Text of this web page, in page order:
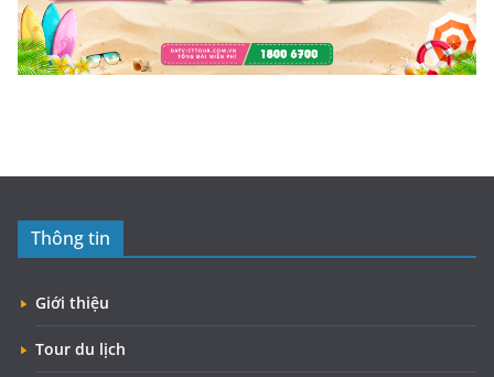
Thông tin
Giới thiệu
Tour du lịch